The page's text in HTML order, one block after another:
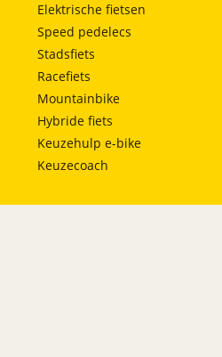
Elektrische fietsen
Speed pedelecs
Stadsfiets
Racefiets
Mountainbike
Hybride fiets
Keuzehulp e-bike
Keuzecoach